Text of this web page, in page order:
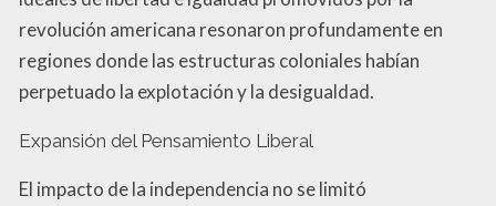
revolución americana resonaron profundamente en
regiones donde las estructuras coloniales habían
perpetuado la explotación y la desigualdad.
Expansión del Pensamiento Liberal
El impacto de la independencia no se limitó